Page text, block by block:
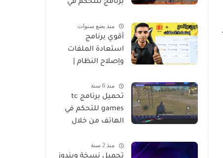
برنامج للتحكم في
الكمبيوتر
منذ بضع سنوات
أقوي برنامج
استعادة الملفات
وإصلاح النظام |
Recovery
منذ 6 سنة
تحميل برنامج tc
games للتحكم في
الهاتف من خلال
منذ 2 سنة